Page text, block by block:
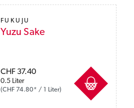
FUKUJU
Yuzu Sake
0.5 Liter
(CHF 74.80* / 1 Liter)
CHF 37.40
Preise inkl. MwSt. zzgl. Versandkosten